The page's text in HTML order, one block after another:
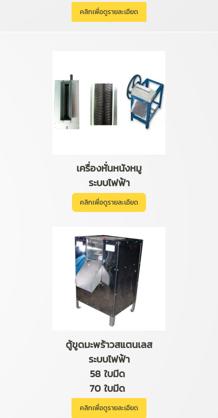
คลิกเพื่อดูรายละเอียด
เครื่องหั่นหนังหมู
ระบบไฟฟ้า
คลิกเพื่อดูรายละเอียด
ตู้ขูดมะพร้าวสแตนเลส
ระบบไฟฟ้า
58 ใบมีด
70 ใบมีด
คลิกเพื่อดูรายละเอียด